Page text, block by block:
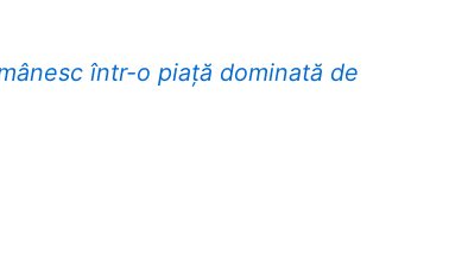
într-o piață dominată de